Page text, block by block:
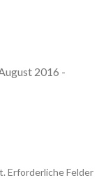
2016 -
Erforderliche Felder